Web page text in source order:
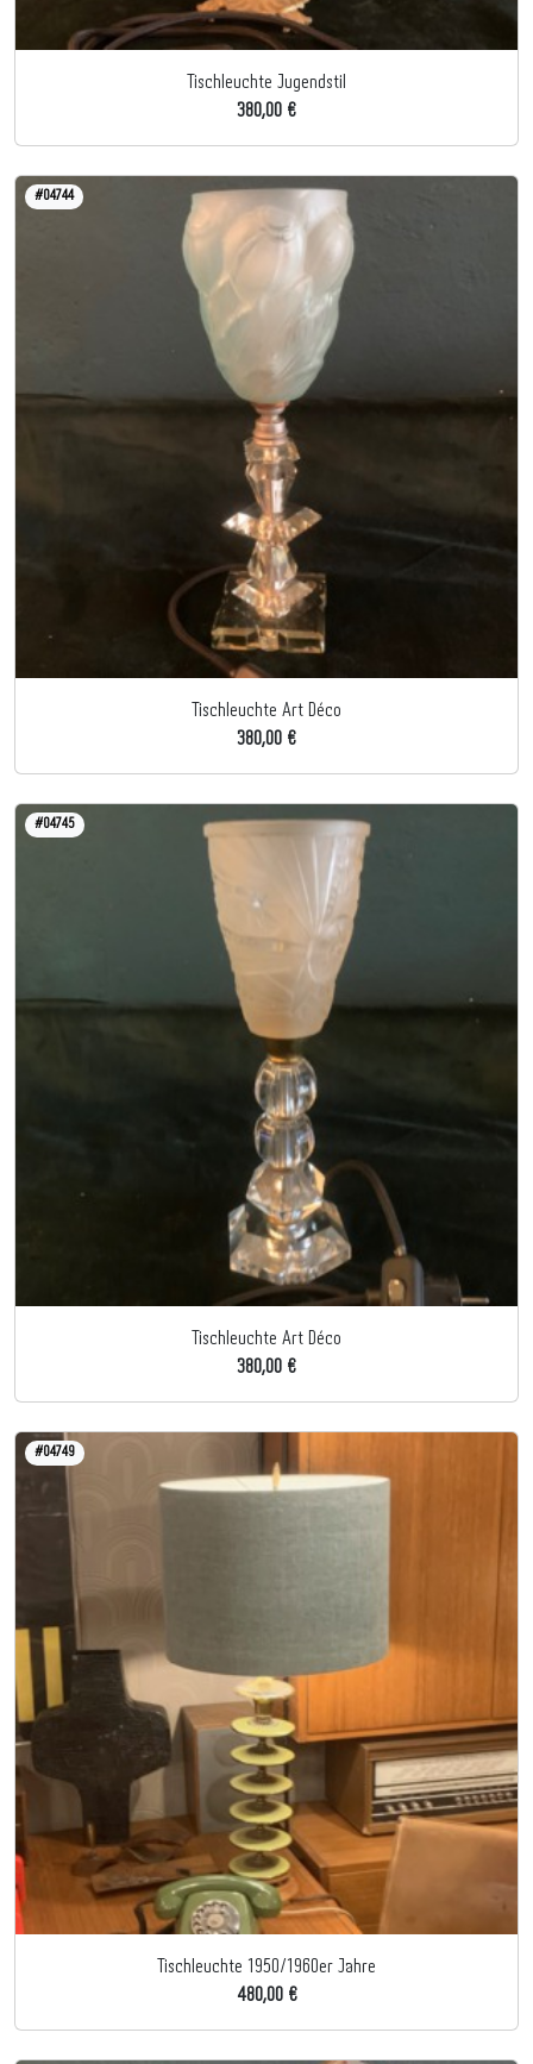
Tischleuchte Jugendstil
380,00 €
#04744
Tischleuchte Art Déco
380,00 €
#04745
Tischleuchte Art Déco
380,00 €
#04749
Tischleuchte 1950/1960er Jahre
480,00 €